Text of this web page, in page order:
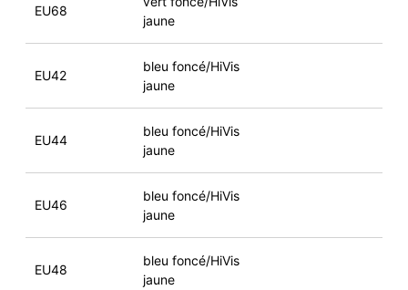
EU68
jaune
EU42
bleu foncé/HiVis
jaune
EU44
bleu foncé/HiVis
jaune
EU46
bleu foncé/HiVis
jaune
EU48
bleu foncé/HiVis
jaune